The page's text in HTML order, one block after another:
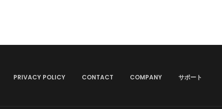
PRIVACY POLICY CONTACT COMPANY サポート